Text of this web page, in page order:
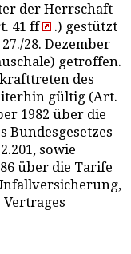
der Herrschaft
41 ff
.) gestützt
28. Dezember
getroffen.
des
gültig (Art.
1982 über die
sowie
über die Tarife
Vertrages